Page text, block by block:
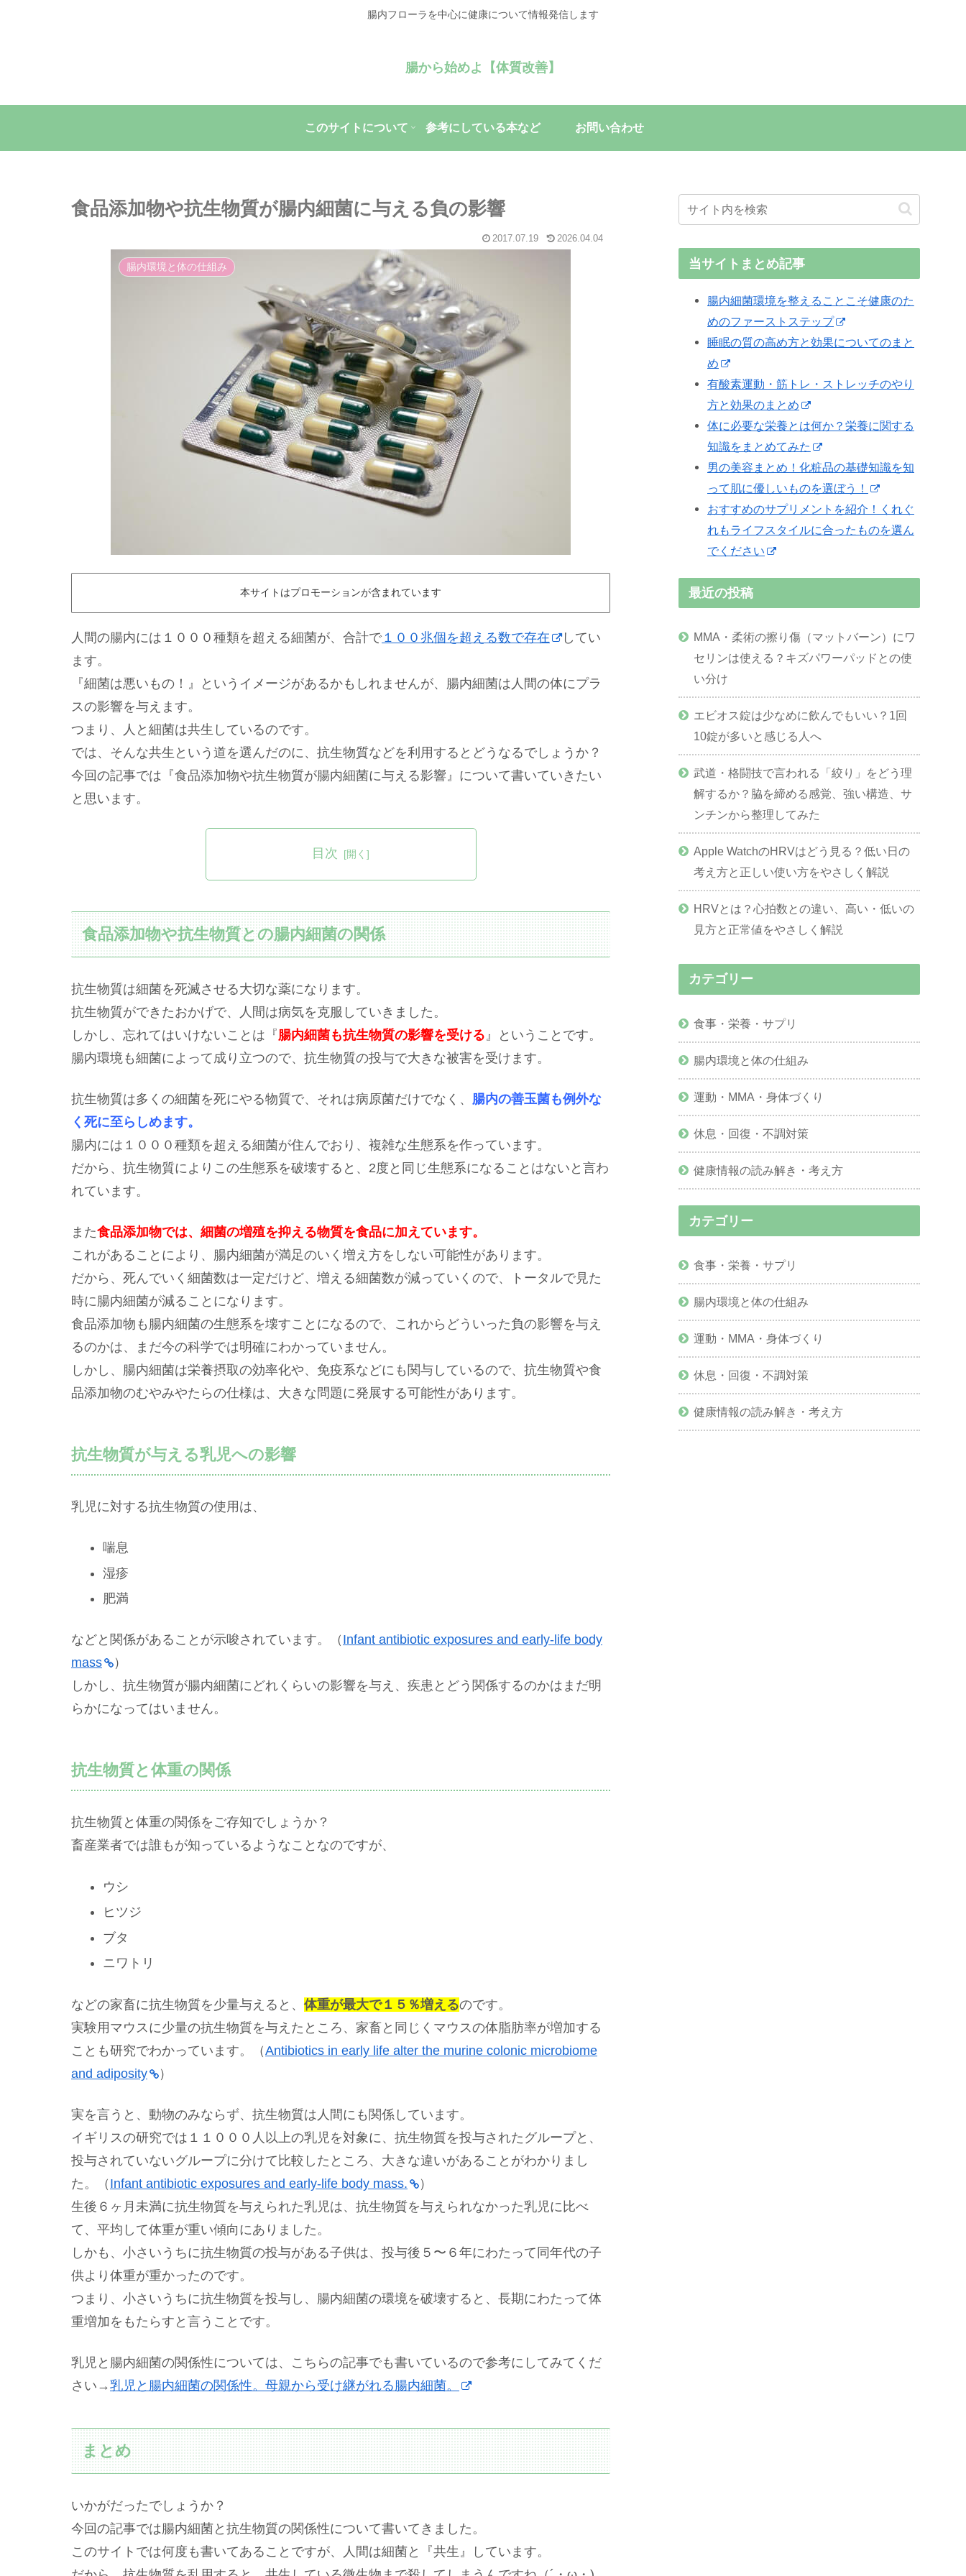
腸内フローラを中心に健康について情報発信します
腸から始めよ【体質改善】
このサイトについて 参考にしている本など お問い合わせ
食品添加物や抗生物質が腸内細菌に与える負の影響
2017.07.19 2026.04.04
腸内環境と体の仕組み
本サイトはプロモーションが含まれています
人間の腸内には１０００種類を超える細菌が、合計で１００兆個を超える数で存在
してい
ます。
『細菌は悪いもの！』というイメージがあるかもしれませんが、腸内細菌は人間の体にプラ
スの影響を与えます。
つまり、人と細菌は共生しているのです。
では、そんな共生という道を選んだのに、抗生物質などを利用するとどうなるでしょうか？
今回の記事では『食品添加物や抗生物質が腸内細菌に与える影響』について書いていきたい
と思います。
目次
食品添加物や抗生物質との腸内細菌の関係
抗生物質は細菌を死滅させる大切な薬になります。
抗生物質ができたおかげで、人間は病気を克服していきました。
しかし、忘れてはいけないことは『腸内細菌も抗生物質の影響を受ける 』ということです。
腸内環境も細菌によって成り立つので、抗生物質の投与で大きな被害を受けます。
抗生物質は多くの細菌を死にやる物質で、それは病原菌だけでなく、 腸内の善玉菌も例外な
く死に至らしめます。
腸内には１０００種類を超える細菌が住んでおり、複雑な生態系を作っています。
だから、抗生物質によりこの生態系を破壊すると、2度と同じ生態系になることはないと言わ
れています。
また食品添加物では、細菌の増殖を抑える物質を食品に加えています。
これがあることにより、腸内細菌が満足のいく増え方をしない可能性があります。
だから、死んでいく細菌数は一定だけど、増える細菌数が減っていくので、トータルで見た
時に腸内細菌が減ることになります。
食品添加物も腸内細菌の生態系を壊すことになるので、これからどういった負の影響を与え
るのかは、まだ今の科学では明確にわかっていません。
しかし、腸内細菌は栄養摂取の効率化や、免疫系などにも関与しているので、抗生物質や食
品添加物のむやみやたらの仕様は、大きな問題に発展する可能性があります。
抗生物質が与える乳児への影響
乳児に対する抗生物質の使用は、
喘息
湿疹
肥満
などと関係があることが示唆されています。（ Infant antibiotic exposures and early-life body
mass
）
しかし、抗生物質が腸内細菌にどれくらいの影響を与え、疾患とどう関係するのかはまだ明
らかになってはいません。
抗生物質と体重の関係
抗生物質と体重の関係をご存知でしょうか？
畜産業者では誰もが知っているようなことなのですが、
ウシ
ヒツジ
ブタ
ニワトリ
などの家畜に抗生物質を少量与えると、 体重が最大で１５％増えるのです。
実験用マウスに少量の抗生物質を与えたところ、家畜と同じくマウスの体脂肪率が増加する
ことも研究でわかっています。（Antibiotics in early life alter the murine colonic microbiome
and adiposity
）
実を言うと、動物のみならず、抗生物質は人間にも関係しています。
イギリスの研究では１１０００人以上の乳児を対象に、抗生物質を投与されたグループと、
投与されていないグループに分けて比較したところ、大きな違いがあることがわかりまし
た。（ Infant antibiotic exposures and early-life body mass.
）
生後６ヶ月未満に抗生物質を与えられた乳児は、抗生物質を与えられなかった乳児に比べ
て、平均して体重が重い傾向にありました。
しかも、小さいうちに抗生物質の投与がある子供は、投与後５〜６年にわたって同年代の子
供より体重が重かったのです。
つまり、小さいうちに抗生物質を投与し、腸内細菌の環境を破壊すると、長期にわたって体
重増加をもたらすと言うことです。
乳児と腸内細菌の関係性については、こちらの記事でも書いているので参考にしてみてくだ
さい→乳児と腸内細菌の関係性。母親から受け継がれる腸内細菌。
まとめ
いかがだったでしょうか？
今回の記事では腸内細菌と抗生物質の関係性について書いてきました。
このサイトでは何度も書いてあることですが、人間は細菌と『共生』しています。
当サイトまとめ記事
腸内細菌環境を整えることこそ健康のた
めのファーストステップ
睡眠の質の高め方と効果についてのまと
め
有酸素運動・筋トレ・ストレッチのやり
方と効果のまとめ
体に必要な栄養とは何か？栄養に関する
知識をまとめてみた
男の美容まとめ！化粧品の基礎知識を知
って肌に優しいものを選ぼう！
おすすめのサプリメントを紹介！くれぐ
れもライフスタイルに合ったものを選ん
でください
最近の投稿
MMA・柔術の擦り傷（マットバーン）にワ
セリンは使える？キズパワーパッドとの使
い分け
エビオス錠は少なめに飲んでもいい？1回
10錠が多いと感じる人へ
武道・格闘技で言われる「絞り」をどう理
解するか？脇を締める感覚、強い構造、サ
ンチンから整理してみた
Apple WatchのHRVはどう見る？低い日の
考え方と正しい使い方をやさしく解説
HRVとは？心拍数との違い、高い・低いの
見方と正常値をやさしく解説
カテゴリー
食事・栄養・サプリ
腸内環境と体の仕組み
運動・MMA・身体づくり
休息・回復・不調対策
健康情報の読み解き・考え方
カテゴリー
食事・栄養・サプリ
腸内環境と体の仕組み
運動・MMA・身体づくり
休息・回復・不調対策
健康情報の読み解き・考え方